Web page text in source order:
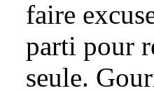
faire
parti pour
seule.